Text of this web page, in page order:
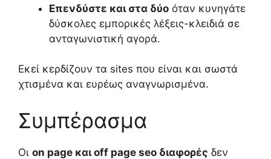
Επενδύστε και στα δύο όταν κυνηγάτε
δύσκολες εμπορικές λέξεις-κλειδιά σε
ανταγωνιστική αγορά.
Εκεί κερδίζουν τα sites που είναι και σωστά
χτισμένα και ευρέως αναγνωρισμένα.
Συμπέρασμα
Οι on page και off page seo διαφορές δεν